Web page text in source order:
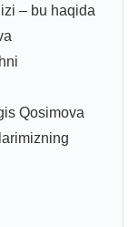
– bu haqida
Qosimova